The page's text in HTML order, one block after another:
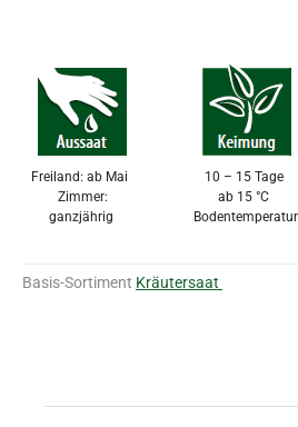
Freiland: ab Mai
Zimmer:
ganzjährig
10 – 15 Tage
ab 15 °C
Bodentemperatur
Basis-Sortiment Kräutersaat